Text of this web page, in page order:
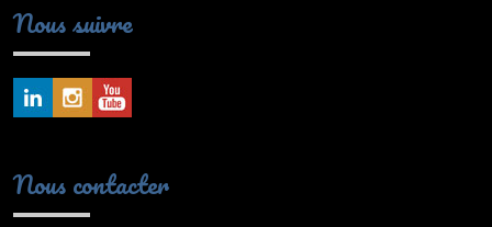
Nous suivre
Nous contacter